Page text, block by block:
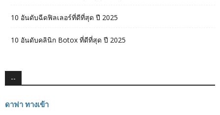
10 อันดับฉีดฟิลเลอร์ที่ดีที่สุด ปี 2025
10 อันดับคลินิก Botox ที่ดีที่สุด ปี 2025
--
ดาฟา ทางเข้า